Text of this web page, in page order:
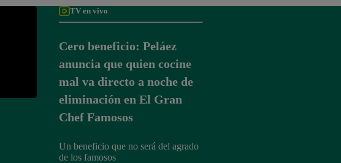
TV en vivo
Cero beneficio: Peláez
anuncia que quien cocine
mal va directo a noche de
eliminación en El Gran
Chef Famosos
Un beneficio que no será del agrado
de los famosos